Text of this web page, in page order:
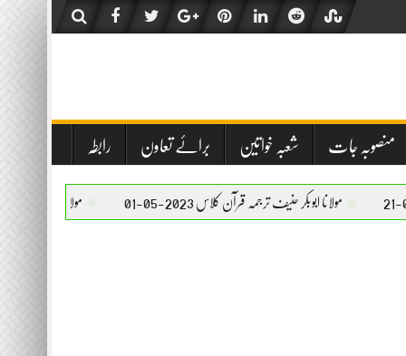
منصوبہ جات شعبہ خواتین برائے تعاون رابطہ
ابوبکر حنیف ترجمہ قرآن کلاس 2023-05-01 مولانا ابوبکر حنیف ترجمہ قرآن کلاس 2023-05-01